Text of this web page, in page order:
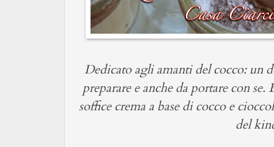
Dedicato agli amanti del cocco: un
preparare e anche da portare con
soffice crema a base di cocco e
del